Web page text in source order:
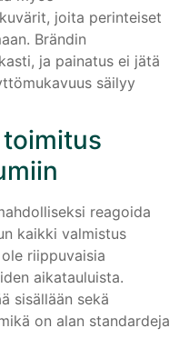
joita perinteiset
Brändin
ja painatus ei jätä
säilyy
reagoida
kaikki valmistus
riippuvaisia
aikatauluista.
sisällään sekä
on alan standardeja